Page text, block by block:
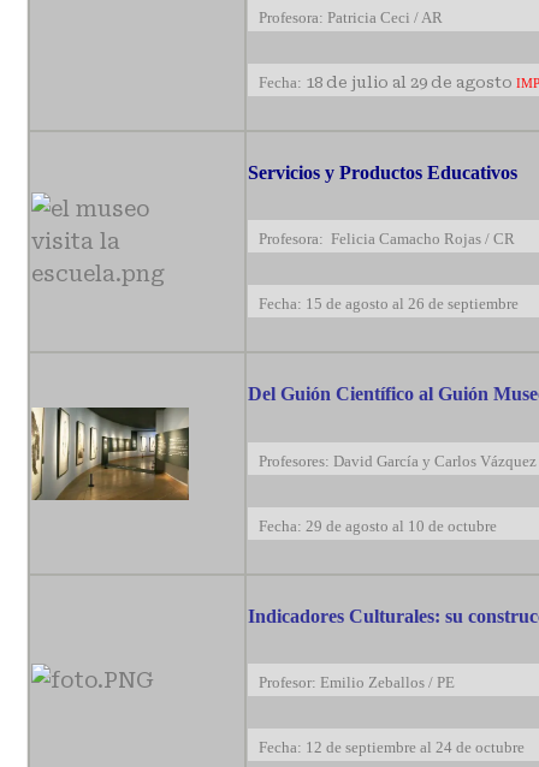
Profesora: Patricia Ceci / AR
Fecha: 18 de julio al 29 de agosto
Servicios y Productos Educativos
Profesora: Felicia Camacho Rojas / CR
Fecha: 15 de agosto al 26 de septiembre
Del Guión Científico al Guión
Profesores: David García y Carlos
Fecha: 29 de agosto al 10 de octubre
Indicadores Culturales: su
Profesor: Emilio Zeballos / PE
Fecha: 12 de septiembre al 24 de octubre